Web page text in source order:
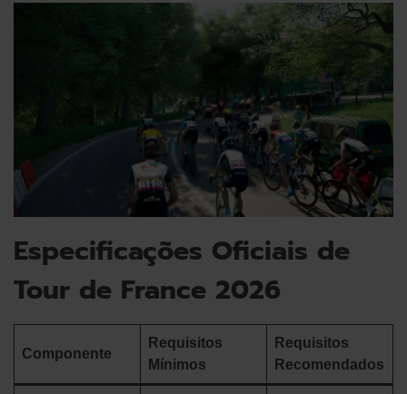
Especificações Oficiais de
Tour de France 2026
Componente
Requisitos
Mínimos
Requisitos
Recomendados